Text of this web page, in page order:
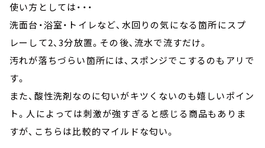
使い方としては・・・
洗面台・浴室・トイレなど、水回りの気になる箇所にスプ
レーして2、3分放置。その後、流水で流すだけ。
汚れが落ちづらい箇所には、スポンジでこするのもアリで
す。
また、酸性洗剤なのに匂いがキツくないのも嬉しいポイン
ト。人によっては刺激が強すぎると感じる商品もありま
すが、こちらは比較的マイルドな匂い。